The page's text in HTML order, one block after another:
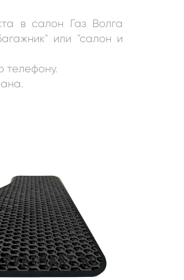
в салон Газ Волга
или "салон и
телефону.